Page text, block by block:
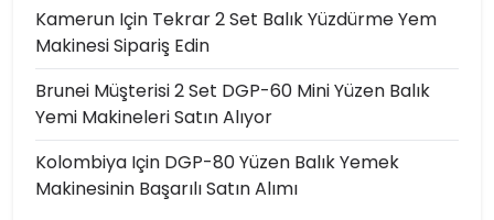
Kamerun Için Tekrar 2 Set Balık Yüzdürme Yem
Makinesi Sipariş Edin
Brunei Müşterisi 2 Set DGP-60 Mini Yüzen Balık
Yemi Makineleri Satın Alıyor
Kolombiya Için DGP-80 Yüzen Balık Yemek
Makinesinin Başarılı Satın Alımı